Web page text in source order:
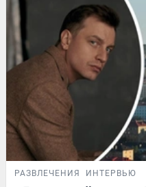
РАЗВЛЕЧЕНИЯ ИНТЕРВЬЮ